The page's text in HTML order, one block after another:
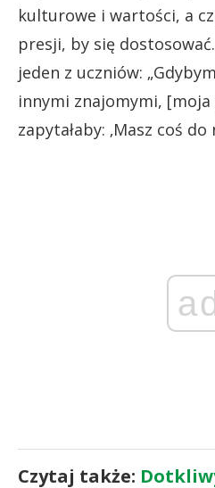
kulturowe i wartości, a
presji, by się
jeden z uczniów:
innymi znajomymi,
zapytałaby: ‚Masz coś do
Czytaj także: